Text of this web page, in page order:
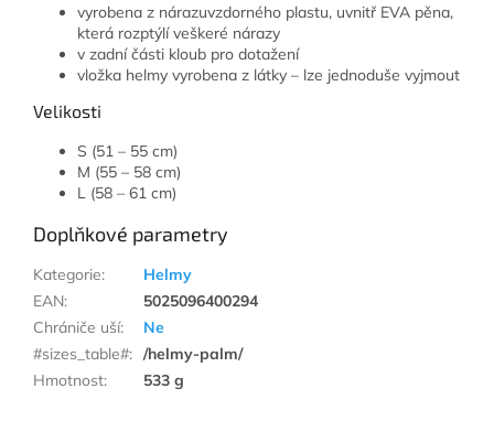
vyrobena z nárazuvzdorného plastu, uvnitř EVA pěna,
která rozptýlí veškeré nárazy
v zadní části kloub pro dotažení
vložka helmy vyrobena z látky – lze jednoduše vyjmout
Velikosti
S (51 – 55 cm)
M (55 – 58 cm)
L (58 – 61 cm)
Doplňkové parametry
Kategorie:
Helmy
EAN:
5025096400294
Chrániče uší:
Ne
#sizes_table#: /helmy-palm/
Hmotnost: 533 g